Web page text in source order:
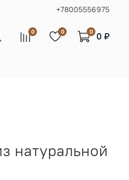
+78005556975
0 0 0 0 ₽
натуральной